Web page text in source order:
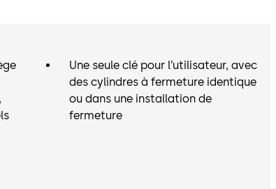
Une seule clé pour l’utilisateur, avec
des cylindres à fermeture identique
ou dans une installation de
fermeture